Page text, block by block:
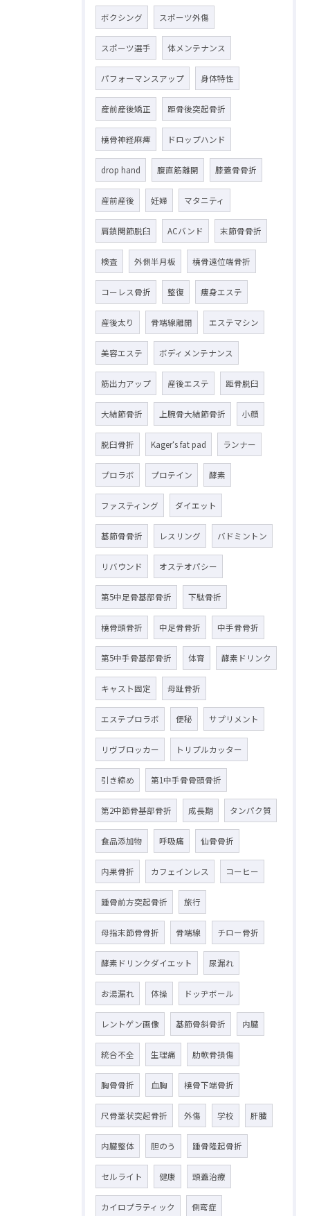
ボクシング スポーツ外傷
スポーツ選手 体メンテナンス
パフォーマンスアップ 身体特性
産前産後矯正 距骨後突起骨折
橈骨神経麻痺 ドロップハンド
drop hand 腹直筋離開 膝蓋骨骨折
産前産後 妊婦 マタニティ
肩鎖関節脱臼 ACバンド 末節骨骨折
検査 外側半月板 橈骨遠位端骨折
コーレス骨折 整復 痩身エステ
産後太り 骨端線離開 エステマシン
美容エステ ボディメンテナンス
筋出力アップ 産後エステ 距骨脱臼
大結節骨折 上腕骨大結節骨折 小顔
脱臼骨折 Kager‘s fat pad ランナー
プロラボ プロテイン 酵素
ファスティング ダイエット
基節骨骨折 レスリング バドミントン
リバウンド オステオパシー
第5中足骨基部骨折 下駄骨折
橈骨頭骨折 中足骨骨折 中手骨骨折
第5中手骨基部骨折 体育 酵素ドリンク
キャスト固定 母趾骨折
エステプロラボ 便秘 サプリメント
リヴブロッカー トリプルカッター
引き締め 第1中手骨骨頭骨折
第2中節骨基部骨折 成長期 タンパク質
食品添加物 呼吸痛 仙骨骨折
内果骨折 カフェインレス コーヒー
踵骨前方突起骨折 旅行
母指末節骨骨折 骨端線 チロー骨折
酵素ドリンクダイエット 尿漏れ
お湯漏れ 体操 ドッヂボール
レントゲン画像 基節骨斜骨折 内臓
統合不全 生理痛 肋軟骨損傷
胸骨骨折 血胸 橈骨下端骨折
尺骨茎状突起骨折 外傷 学校 肝臓
内臓整体 胆のう 踵骨隆起骨折
セルライト 健康 頭蓋治療
カイロプラティック 側弯症